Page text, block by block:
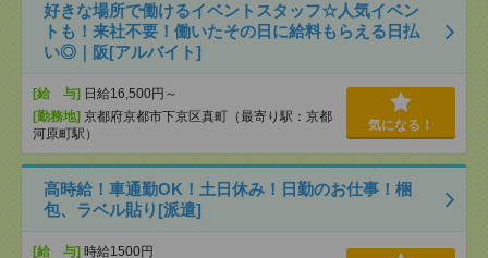
好きな場所で働けるイベントスタッフ☆人気イベン
トも！来社不要！働いたその日に給料もらえる日払
い◎｜阪[アルバイト]
[給 与] 日給16,500円～
[勤務地] 京都府京都市下京区真町（最寄り駅：京都
河原町駅）
気になる！
高時給！車通勤OK！土日休み！日勤のお仕事！梱
包、ラベル貼り[派遣]
[給 与] 時給1500円